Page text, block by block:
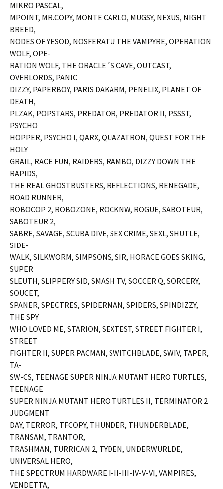
MIKRO PASCAL,
MPOINT, MR.COPY, MONTE CARLO, MUGSY, NEXUS, NIGHT
BREED,
NODES OF YESOD, NOSFERATU THE VAMPYRE, OPERATION
WOLF, OPE-
RATION WOLF, THE ORACLE´S CAVE, OUTCAST,
OVERLORDS, PANIC
DIZZY, PAPERBOY, PARIS DAKARM, PENELIX, PLANET OF
DEATH,
PLZAK, POPSTARS, PREDATOR, PREDATOR II, PSSST,
PSYCHO
HOPPER, PSYCHO I, QARX, QUAZATRON, QUEST FOR THE
HOLY
GRAIL, RACE FUN, RAIDERS, RAMBO, DIZZY DOWN THE
RAPIDS,
THE REAL GHOSTBUSTERS, REFLECTIONS, RENEGADE,
ROAD RUNNER,
ROBOCOP 2, ROBOZONE, ROCKNW, ROGUE, SABOTEUR,
SABOTEUR 2,
SABRE, SAVAGE, SCUBA DIVE, SEX CRIME, SEXL, SHUTLE,
SIDE-
WALK, SILKWORM, SIMPSONS, SIR, HORACE GOES SKING,
SUPER
SLEUTH, SLIPPERY SID, SMASH TV, SOCCER Q, SORCERY,
SOUCET,
SPANER, SPECTRES, SPIDERMAN, SPIDERS, SPINDIZZY,
THE SPY
WHO LOVED ME, STARION, SEXTEST, STREET FIGHTER I,
STREET
FIGHTER II, SUPER PACMAN, SWITCHBLADE, SWIV, TAPER,
TA-
SW-CS, TEENAGE SUPER NINJA MUTANT HERO TURTLES,
TEENAGE
SUPER NINJA MUTANT HERO TURTLES II, TERMINATOR 2
JUDGMENT
DAY, TERROR, TFCOPY, THUNDER, THUNDERBLADE,
TRANSAM, TRANTOR,
TRASHMAN, TURRICAN 2, TYDEN, UNDERWURLDE,
UNIVERSAL HERO,
THE SPECTRUM HARDWARE I-II-III-IV-V-VI, VAMPIRES,
VENDETTA,